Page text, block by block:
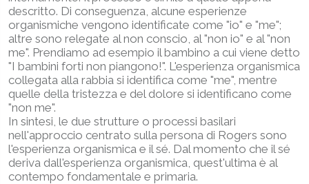
descritto. Di conseguenza, alcune esperienze
organismiche vengono identificate come "io" e "me";
altre sono relegate al non conscio, al "non io" e al "non
me". Prendiamo ad esempio il bambino a cui viene detto
"I bambini forti non piangono!". L'esperienza organismica
collegata alla rabbia si identifica come "me", mentre
quelle della tristezza e del dolore si identificano come
"non me".
In sintesi, le due strutture o processi basilari
nell'approccio centrato sulla persona di Rogers sono
l'esperienza organismica e il sé. Dal momento che il sé
deriva dall'esperienza organismica, quest'ultima è al
contempo fondamentale e primaria.